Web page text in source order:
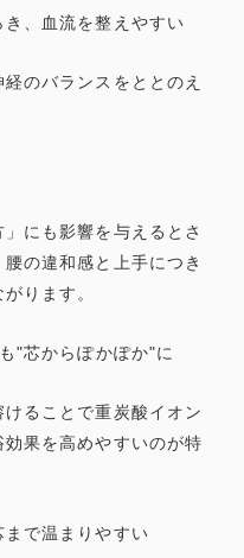
、血流を整えやすい
のバランスをととのえ
にも影響を与えるとさ
の違和感と上手につき
ります。
"芯からぽかぽか"に
ることで重炭酸イオン
果を高めやすいのが特
で温まりやすい